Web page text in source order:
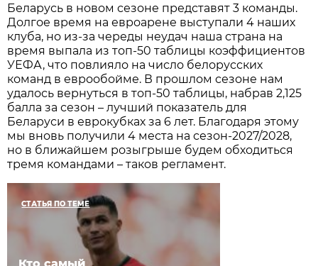
Беларусь в новом сезоне представят 3 команды.
Долгое время на евроарене выступали 4 наших
клуба, но из-за череды неудач наша страна на
время выпала из топ-50 таблицы коэффициентов
УЕФА, что повлияло на число белорусских
команд в еврообойме. В прошлом сезоне нам
удалось вернуться в топ-50 таблицы, набрав 2,125
балла за сезон – лучший показатель для
Беларуси в еврокубках за 6 лет. Благодаря этому
мы вновь получили 4 места на сезон-2027/2028,
но в ближайшем розыгрыше будем обходиться
тремя командами – таков регламент.
СТАТЬЯ ПО ТЕМЕ